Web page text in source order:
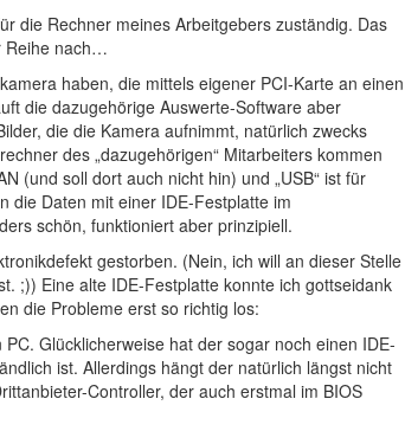
die Rechner meines Arbeitgebers zuständig. Das
Reihe nach…
haben, die mittels eigener PCI-Karte an einen
die dazugehörige Auswerte-Software aber
die die Kamera aufnimmt, natürlich zwecks
des „dazugehörigen“ Mitarbeiters kommen
(und soll dort auch nicht hin) und „USB“ ist für
die Daten mit einer IDE-Festplatte im
schön, funktioniert aber prinzipiell.
gestorben. (Nein, ich will an dieser Stelle
;)) Eine alte IDE-Festplatte konnte ich gottseidank
die Probleme erst so richtig los:
Glücklicherweise hat der sogar noch einen IDE-
ist. Allerdings hängt der natürlich längst nicht
Controller, der auch erstmal im BIOS